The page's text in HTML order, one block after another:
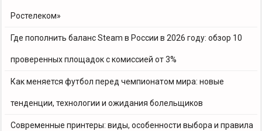
Ростелеком»
Где пополнить баланс Steam в России в 2026 году: обзор 10
проверенных площадок с комиссией от 3%
Как меняется футбол перед чемпионатом мира: новые
тенденции, технологии и ожидания болельщиков
Современные принтеры: виды, особенности выбора и правила